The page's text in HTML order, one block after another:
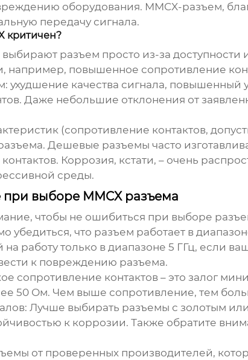
оборудования. MMCX-разъем,
передачу сигнала.
критичен?
разъем просто из-за
например, повышенное сопротивление
ухудшение качества сигнала, повышенный
Даже небольшие отклонения от
(сопротивление контактов,
Дешевые разъемы часто
Коррозия, кстати, – очень
среды.
выборе MMCX разъема
чтобы не ошибиться при выборе
убедиться, что разъем работает в
работу только в диапазоне 5 ГГц, если
к повреждению разъема.
сопротивление контактов – это залог
50 Ом. Чем выше сопротивление, тем
Лучше выбирать разъемы с золотым
к коррозии. Также обратите
от проверенных производителей,